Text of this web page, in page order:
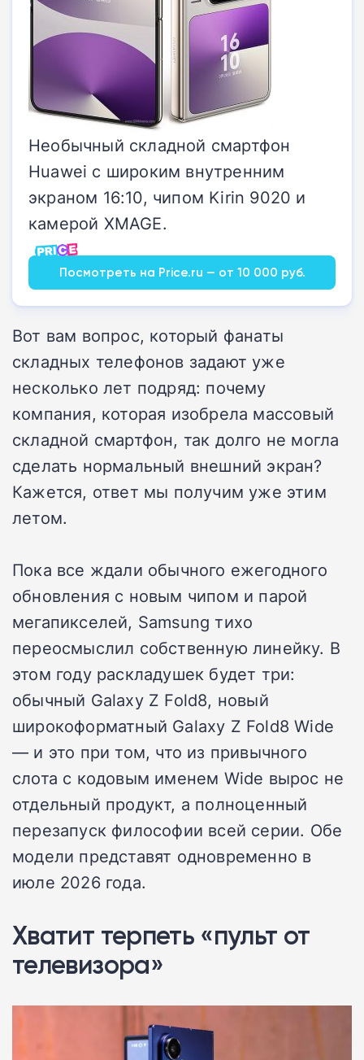
Необычный складной смартфон
Huawei с широким внутренним
экраном 16:10, чипом Kirin 9020 и
камерой XMAGE.
Посмотреть на Price.ru — от 10 000 руб.
Вот вам вопрос, который фанаты
складных телефонов задают уже
несколько лет подряд: почему
компания, которая изобрела массовый
складной смартфон, так долго не могла
сделать нормальный внешний экран?
Кажется, ответ мы получим уже этим
летом.
Пока все ждали обычного ежегодного
обновления с новым чипом и парой
мегапикселей, Samsung тихо
переосмыслил собственную линейку. В
этом году раскладушек будет три:
обычный Galaxy Z Fold8, новый
широкоформатный Galaxy Z Fold8 Wide
— и это при том, что из привычного
слота с кодовым именем Wide вырос не
отдельный продукт, а полноценный
перезапуск философии всей серии. Обе
модели представят одновременно в
июле 2026 года.
Хватит терпеть «пульт от
телевизора»